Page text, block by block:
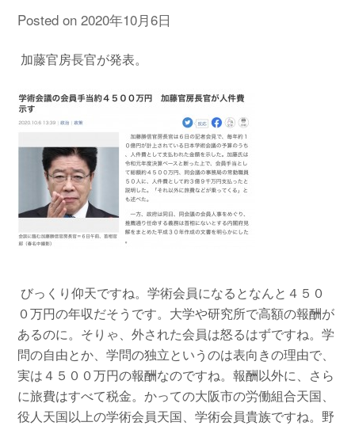
Posted on2020年10月6日
加藤官房長官が発表。
びっくり仰天ですね。学術会員になるとなんと４５０
０万円の年収だそうです。大学や研究所で高額の報酬が
あるのに。そりゃ、外された会員は怒るはずですね。学
問の自由とか、学問の独立というのは表向きの理由で、
実は４５００万円の報酬なのですね。報酬以外に、さら
に旅費はすべて税金。かっての大阪市の労働組合天国、
役人天国以上の学術会員天国、学術会員貴族ですね。野